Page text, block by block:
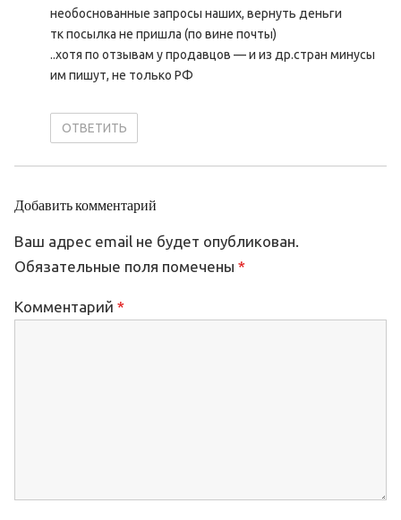
необоснованные запросы наших, вернуть деньги
тк посылка не пришла (по вине почты)
..хотя по отзывам у продавцов — и из др.стран минусы
им пишут, не только РФ
ОТВЕТИТЬ
Добавить комментарий
Ваш адрес email не будет опубликован.
Обязательные поля помечены *
Комментарий *